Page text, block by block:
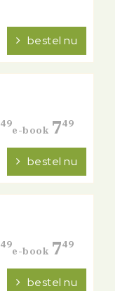
bestel nu
49
e-book 749
bestel nu
49
e-book 749
bestel nu